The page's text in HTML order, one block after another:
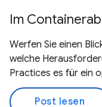
Im
Werfen Sie einen
welche
Practices es für ein
Post lesen